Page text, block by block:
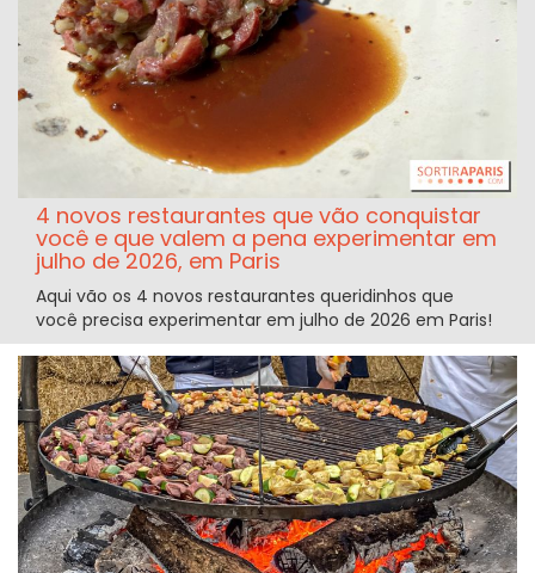
4 novos restaurantes que vão conquistar
você e que valem a pena experimentar em
julho de 2026, em Paris
Aqui vão os 4 novos restaurantes queridinhos que
você precisa experimentar em julho de 2026 em Paris!